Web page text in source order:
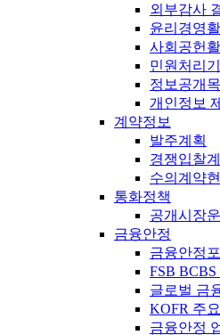
외부감사
윤리경영
사회공헌
민원처리
정보공개
개인정보
계약정보
발주계획
경쟁입찰
수의계약
통화정책
공개시장
금융안정
금융안정
FSB
글로벌 금
KOFR 주
금융안정